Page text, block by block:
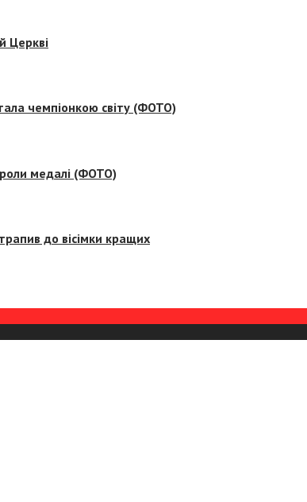
Церкві
чемпіонкою світу (ФОТО)
медалі (ФОТО)
до вісімки кращих